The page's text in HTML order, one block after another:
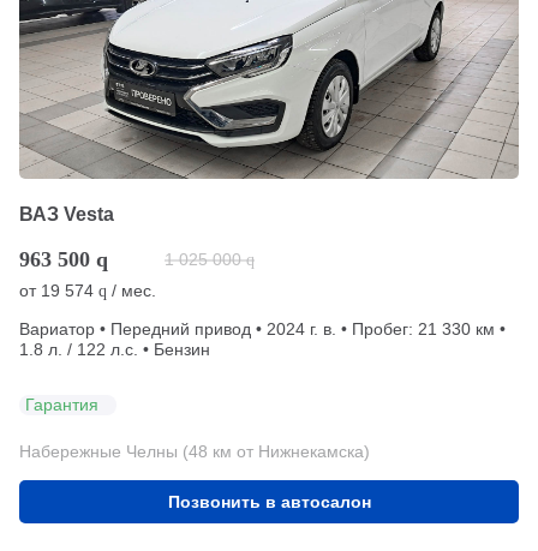
ВАЗ Vesta
963 500 q 1 025 000 q
от 19 574 q / мес.
Вариатор • Передний привод • 2024 г. в. • Пробег: 21 330 км •
1.8 л. / 122 л.с. • Бензин
Гарантия
Набережные Челны (48 км от Нижнекамска)
Позвонить в автосалон